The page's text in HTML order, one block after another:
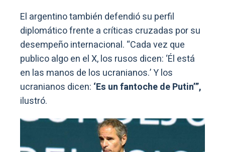
El argentino también defendió su perfil
diplomático frente a críticas cruzadas por su
desempeño internacional. “Cada vez que
publico algo en el X, los rusos dicen: ‘Él está
en las manos de los ucranianos.’ Y los
ucranianos dicen: ‘Es un fantoche de Putin’”,
ilustró.